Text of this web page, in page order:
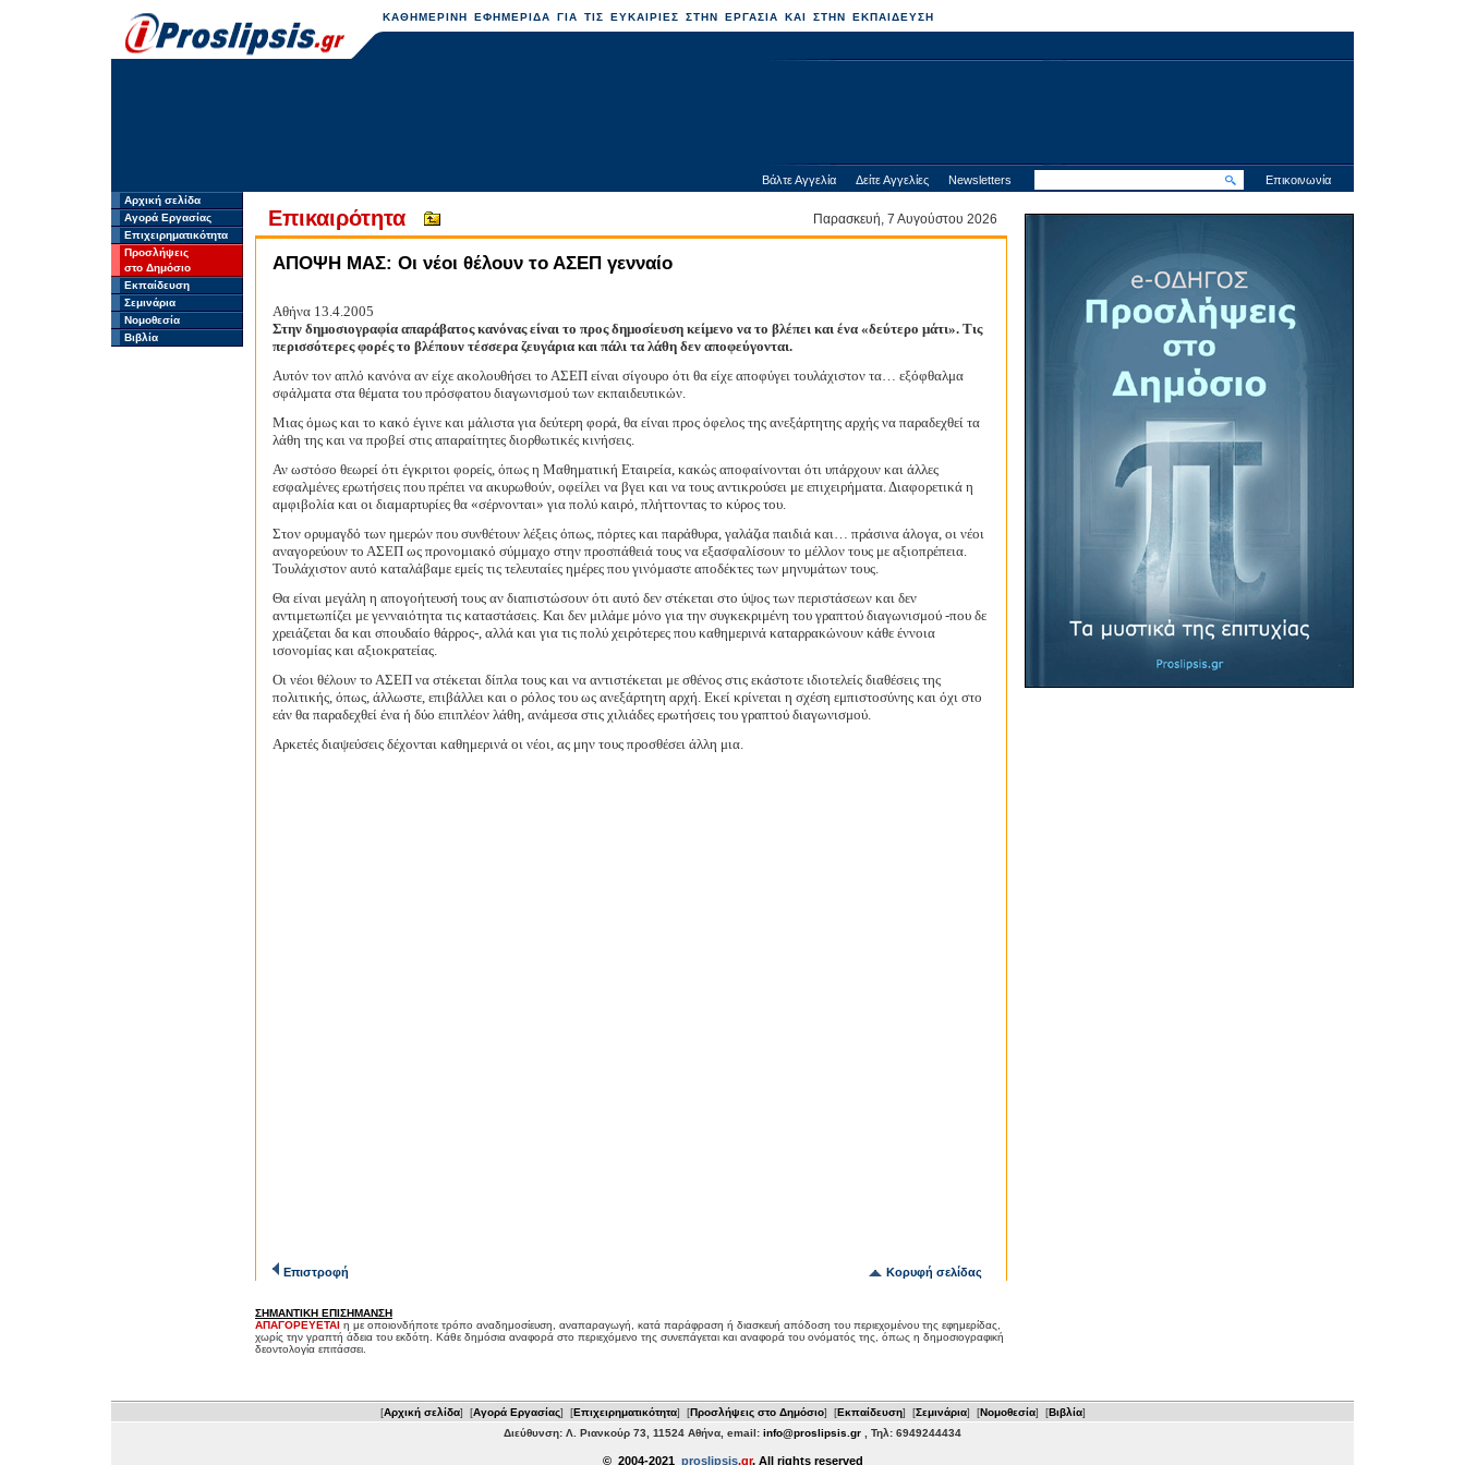
ΚΑΘΗΜΕΡΙΝΗ ΕΦΗΜΕΡΙΔΑ ΓΙΑ ΤΙΣ ΕΥΚΑΙΡΙΕΣ ΣΤΗΝ ΕΡΓΑΣΙΑ ΚΑΙ ΣΤΗΝ ΕΚΠΑΙΔΕΥΣΗ
Βάλτε Αγγελία Δείτε Αγγελίες Newsletters Επικοινωνία
Αρχική σελίδα
Αγορά Εργασίας
Επιχειρηματικότητα
Προσλήψεις
στο Δημόσιο
Εκπαίδευση
Σεμινάρια
Νομοθεσία
Βιβλία
Επικαιρότητα Παρασκευή, 7 Αυγούστου 2026
ΑΠΟΨΗ ΜΑΣ: Οι νέοι θέλουν το ΑΣΕΠ γενναίο
Αθήνα 13.4.2005
Στην δημοσιογραφία απαράβατος κανόνας είναι το προς δημοσίευση κείμενο να το βλέπει και ένα «δεύτερο μάτι». Τις
περισσότερες φορές το βλέπουν τέσσερα ζευγάρια και πάλι τα λάθη δεν αποφεύγονται.
Αυτόν τον απλό κανόνα αν είχε ακολουθήσει το ΑΣΕΠ είναι σίγουρο ότι θα είχε αποφύγει τουλάχιστον τα… εξόφθαλμα
σφάλματα στα θέματα του πρόσφατου διαγωνισμού των εκπαιδευτικών.
Μιας όμως και το κακό έγινε και μάλιστα για δεύτερη φορά, θα είναι προς όφελος της ανεξάρτητης αρχής να παραδεχθεί τα
λάθη της και να προβεί στις απαραίτητες διορθωτικές κινήσεις.
Αν ωστόσο θεωρεί ότι έγκριτοι φορείς, όπως η Μαθηματική Εταιρεία, κακώς αποφαίνονται ότι υπάρχουν και άλλες
εσφαλμένες ερωτήσεις που πρέπει να ακυρωθούν, οφείλει να βγει και να τους αντικρούσει με επιχειρήματα. Διαφορετικά η
αμφιβολία και οι διαμαρτυρίες θα «σέρνονται» για πολύ καιρό, πλήττοντας το κύρος του.
Στον ορυμαγδό των ημερών που συνθέτουν λέξεις όπως, πόρτες και παράθυρα, γαλάζια παιδιά και… πράσινα άλογα, οι νέοι
αναγορεύουν το ΑΣΕΠ ως προνομιακό σύμμαχο στην προσπάθειά τους να εξασφαλίσουν το μέλλον τους με αξιοπρέπεια.
Τουλάχιστον αυτό καταλάβαμε εμείς τις τελευταίες ημέρες που γινόμαστε αποδέκτες των μηνυμάτων τους.
Θα είναι μεγάλη η απογοήτευσή τους αν διαπιστώσουν ότι αυτό δεν στέκεται στο ύψος των περιστάσεων και δεν
αντιμετωπίζει με γενναιότητα τις καταστάσεις. Και δεν μιλάμε μόνο για την συγκεκριμένη του γραπτού διαγωνισμού -που δε
χρειάζεται δα και σπουδαίο θάρρος-, αλλά και για τις πολύ χειρότερες που καθημερινά καταρρακώνουν κάθε έννοια
ισονομίας και αξιοκρατείας.
Οι νέοι θέλουν το ΑΣΕΠ να στέκεται δίπλα τους και να αντιστέκεται με σθένος στις εκάστοτε ιδιοτελείς διαθέσεις της
πολιτικής, όπως, άλλωστε, επιβάλλει και ο ρόλος του ως ανεξάρτητη αρχή. Εκεί κρίνεται η σχέση εμπιστοσύνης και όχι στο
εάν θα παραδεχθεί ένα ή δύο επιπλέον λάθη, ανάμεσα στις χιλιάδες ερωτήσεις του γραπτού διαγωνισμού.
Αρκετές διαψεύσεις δέχονται καθημερινά οι νέοι, ας μην τους προσθέσει άλλη μια.
Επιστροφή Κορυφή σελίδας
ΣΗΜΑΝΤΙΚΗ ΕΠΙΣΗΜΑΝΣΗ
ΑΠΑΓΟΡΕΥΕΤΑΙ η με οποιονδήποτε τρόπο αναδημοσίευση, αναπαραγωγή, κατά παράφραση ή διασκευή απόδοση του περιεχομένου της εφημερίδας,
χωρίς την γραπτή άδεια του εκδότη. Κάθε δημόσια αναφορά στο περιεχόμενο της συνεπάγεται και αναφορά του ονόματός της, όπως η δημοσιογραφική
δεοντολογία επιτάσσει.
[Αρχική σελίδα] [Αγορά Εργασίας] [Επιχειρηματικότητα] [Προσλήψεις στο Δημόσιο] [Εκπαίδευση] [Σεμινάρια] [Νομοθεσία] [Βιβλία]
Διεύθυνση: Λ. Ριανκούρ 73, 11524 Αθήνα, email: info@proslipsis.gr , Τηλ: 6949244434
© 2004-2021 proslipsis.gr, All rights reserved